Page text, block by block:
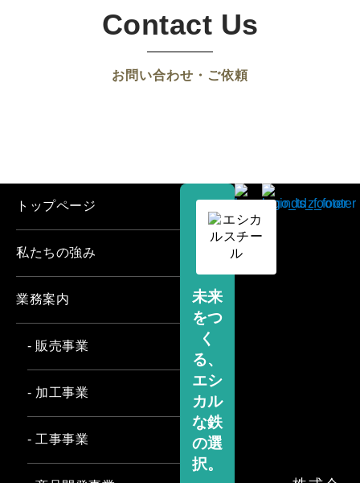
Contact Us
お問い合わせ・ご依頼
未来
をつ
く
る、
エシ
カル
な鉄
の選
択。
トップページ
私たちの強み
業務案内
- 販売事業
- 加工事業
- 工事事業